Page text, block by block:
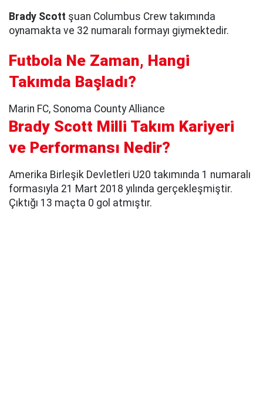
Brady Scott şuan Columbus Crew takımında
oynamakta ve 32 numaralı formayı giymektedir.
Futbola Ne Zaman, Hangi
Takımda Başladı?
Marin FC, Sonoma County Alliance
Brady Scott Milli Takım Kariyeri
ve Performansı Nedir?
Amerika Birleşik Devletleri U20 takımında 1 numaralı
formasıyla 21 Mart 2018 yılında gerçekleşmiştir.
Çıktığı 13 maçta 0 gol atmıştır.